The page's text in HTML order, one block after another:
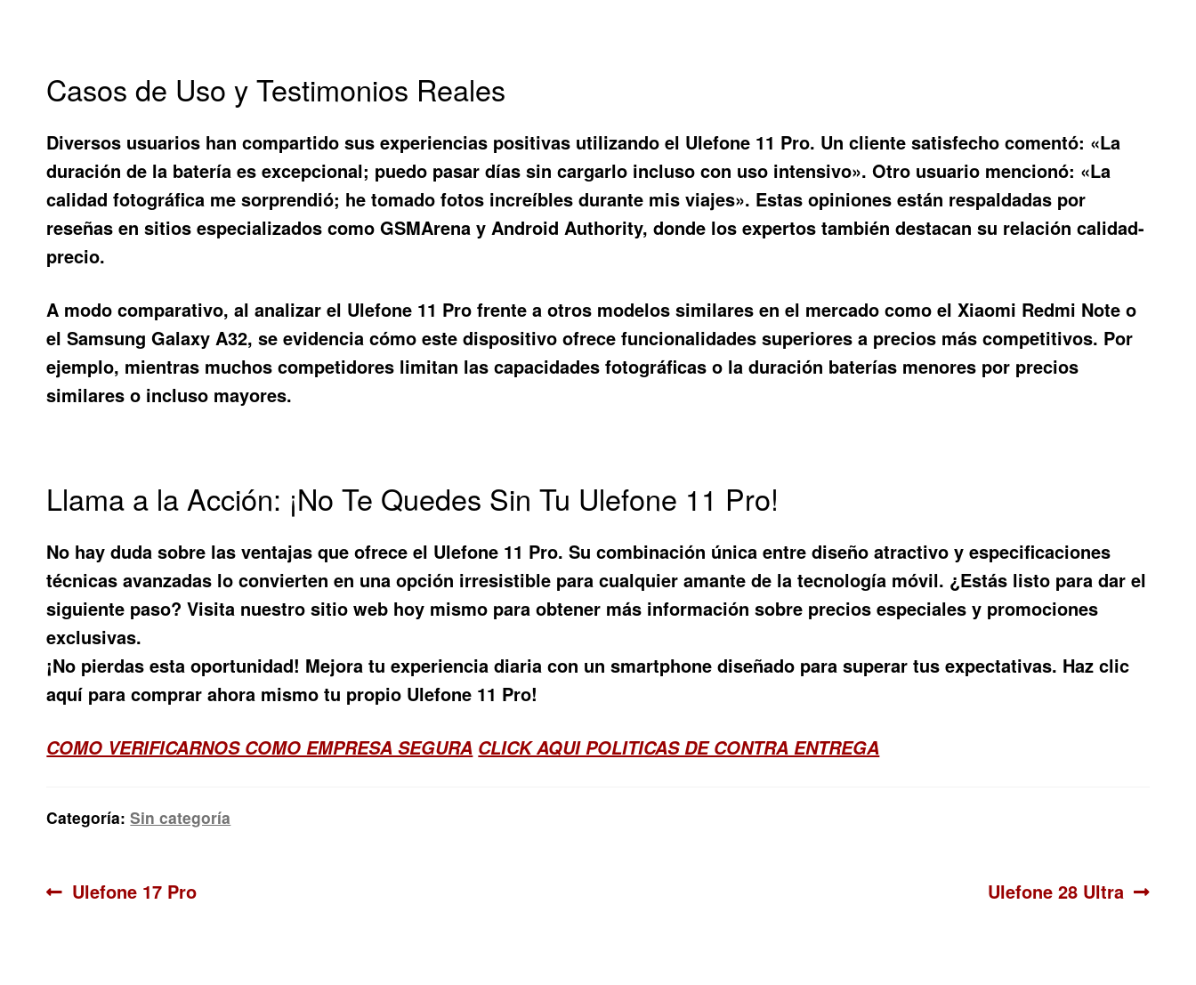
Casos de Uso y Testimonios Reales
Diversos usuarios han compartido sus experiencias positivas utilizando el Ulefone 11 Pro. Un cliente satisfecho comentó: «La
duración de la batería es excepcional; puedo pasar días sin cargarlo incluso con uso intensivo». Otro usuario mencionó: «La
calidad fotográfica me sorprendió; he tomado fotos increíbles durante mis viajes». Estas opiniones están respaldadas por
reseñas en sitios especializados como GSMArena y Android Authority, donde los expertos también destacan su relación calidad-
precio.
A modo comparativo, al analizar el Ulefone 11 Pro frente a otros modelos similares en el mercado como el Xiaomi Redmi Note o
el Samsung Galaxy A32, se evidencia cómo este dispositivo ofrece funcionalidades superiores a precios más competitivos. Por
ejemplo, mientras muchos competidores limitan las capacidades fotográficas o la duración baterías menores por precios
similares o incluso mayores.
Llama a la Acción: ¡No Te Quedes Sin Tu Ulefone 11 Pro!
No hay duda sobre las ventajas que ofrece el Ulefone 11 Pro. Su combinación única entre diseño atractivo y especificaciones
técnicas avanzadas lo convierten en una opción irresistible para cualquier amante de la tecnología móvil. ¿Estás listo para dar el
siguiente paso? Visita nuestro sitio web hoy mismo para obtener más información sobre precios especiales y promociones
exclusivas.
¡No pierdas esta oportunidad! Mejora tu experiencia diaria con un smartphone diseñado para superar tus expectativas. Haz clic
aquí para comprar ahora mismo tu propio Ulefone 11 Pro!
COMO VERIFICARNOS COMO EMPRESA SEGURA CLICK AQUI POLITICAS DE CONTRA ENTREGA
Categoría:Sin categoría
Navegación
Anterior:
Ulefone 17 Pro Siguiente:
Ulefone 28 Ultra